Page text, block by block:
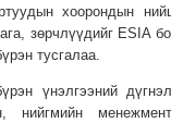
хоорондын
зөрчлүүдийг ESIA
тусгалаа.
үнэлгээний
нийгмийн